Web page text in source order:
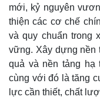
Khởi nghiệp
mới, kỷ nguyên
thiện các cơ chế
và quy chuẩn trong
vững. Xây dựng nền
quả và nền tảng hạ
cùng với đó là tăng
lực cần thiết, chất